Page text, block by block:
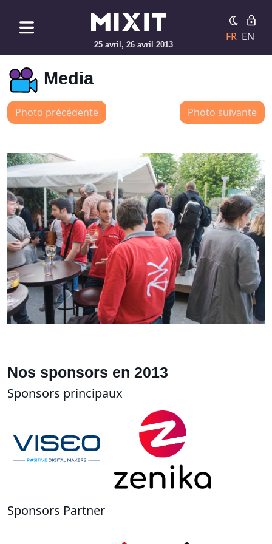
25 avril, 26 avril 2013
FR EN
Media
Photo précédente Photo suivante
Nos sponsors en 2013
Sponsors principaux
Sponsors Partner